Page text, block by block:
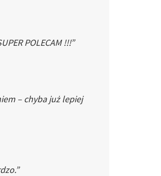
POLECAM !!!”
– chyba już lepiej